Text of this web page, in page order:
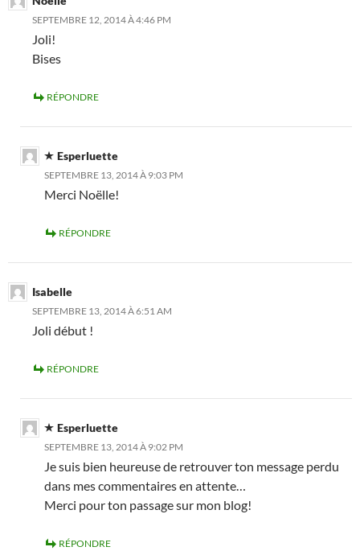
SEPTEMBRE 12, 2014 À 4:46 PM
Joli!
Bises
RÉPONDRE
Esperluette
SEPTEMBRE 13, 2014 À 9:03 PM
Merci Noëlle!
RÉPONDRE
Isabelle
SEPTEMBRE 13, 2014 À 6:51 AM
Joli début !
RÉPONDRE
Esperluette
SEPTEMBRE 13, 2014 À 9:02 PM
Je suis bien heureuse de retrouver ton message perdu
dans mes commentaires en attente…
Merci pour ton passage sur mon blog!
RÉPONDRE